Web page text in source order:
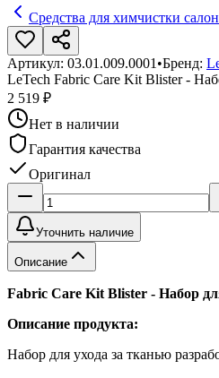
Средства для химчистки
Артикул: 03.01.009.0001 •Бренд:
LeTech Fabric Care Kit Blister -
2 519 ₽
Нет в наличии
Гарантия качества
Оригинал
Уточнить наличие
Описание
Fabric Care Kit Blister - Набор
Описание продукта:
Набор для ухода за тканью